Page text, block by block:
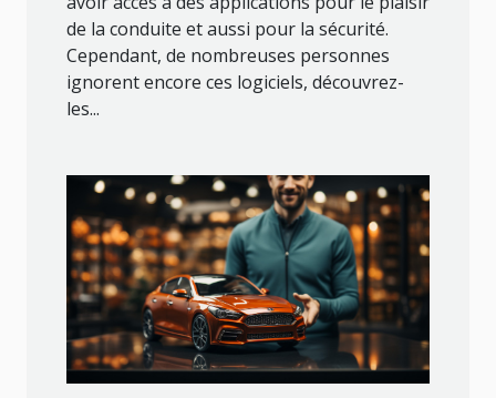
de la conduite et aussi pour la sécurité.
Cependant, de nombreuses personnes
ignorent encore ces logiciels, découvrez-
les...